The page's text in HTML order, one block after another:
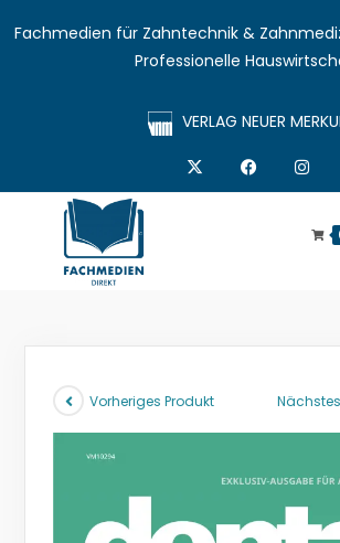
Fachmedien für Zahntechnik &
Professionelle
VERLAG NEUER
Vorheriges Produkt